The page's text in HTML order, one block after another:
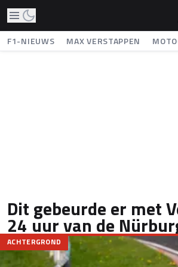
F1-NIEUWS MAX VERSTAPPEN
Dit gebeurde er met
24 uur van de
ACHTERGROND